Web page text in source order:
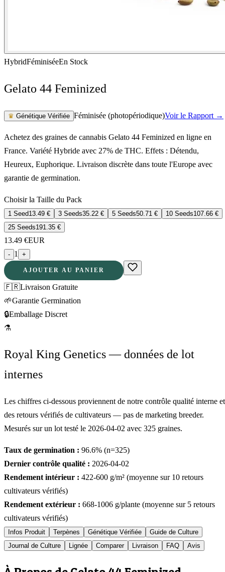
HybridFéminiséeEn Stock
Gelato 44 Feminized
♛ Génétique Vérifiée Féminisée (photopériodique)Voir le Rapport →
Achetez des graines de cannabis Gelato 44 Feminized en ligne en
France. Variété Hybride avec 27% de THC. Effets : Détendu,
Heureux, Euphorique. Livraison discrète dans toute l'Europe avec
garantie de germination.
Choisir la Taille du Pack
1 Seed13.49 € 3 Seeds35.22 € 5 Seeds50.71 € 10 Seeds107.66 €
25 Seeds191.35 €
13.49 €EUR
- 1 +
AJOUTER AU PANIER
🇫🇷Livraison Gratuite
🌱Garantie Germination
🔒Emballage Discret
⚗
Royal King Genetics — données de lot
internes
Les chiffres ci-dessous proviennent de notre contrôle qualité interne et
des retours vérifiés de cultivateurs — pas de marketing breeder.
Mesurés sur un lot testé le 2026-04-02 avec 325 graines.
Taux de germination : 96.6% (n=325)
Dernier contrôle qualité : 2026-04-02
Rendement intérieur : 422-600 g/m² (moyenne sur 10 retours
cultivateurs vérifiés)
Rendement extérieur : 668-1006 g/plante (moyenne sur 5 retours
cultivateurs vérifiés)
Infos Produit Terpènes Génétique Vérifiée
Guide de Culture
Journal de Culture
Lignée Comparer Livraison FAQ Avis